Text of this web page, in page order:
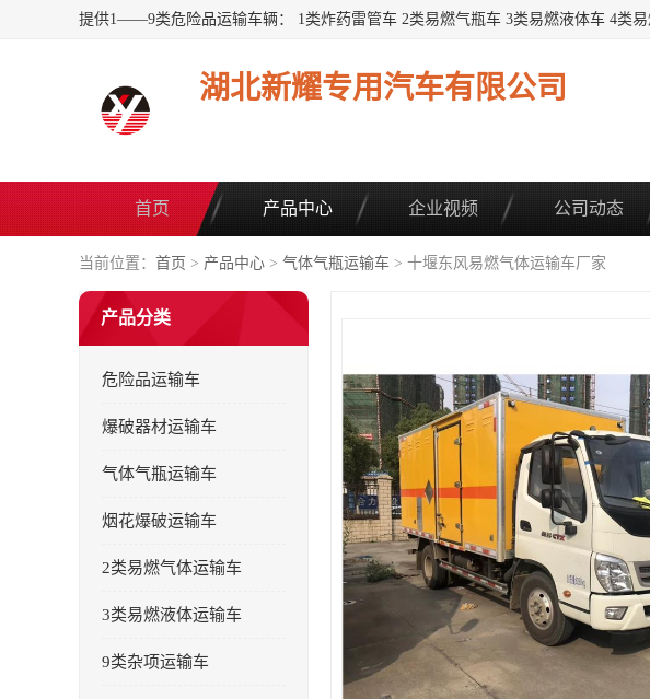
湖北新耀专用汽车有限公司
首页 产品中心 企业视频 公司动态
当前位置： 首页 > 产品中心 > 气体气瓶运输车 > 十堰东风易燃气体运输车厂家
产品分类
危险品运输车
爆破器材运输车
气体气瓶运输车
烟花爆破运输车
2类易燃气体运输车
3类易燃液体运输车
9类杂项运输车